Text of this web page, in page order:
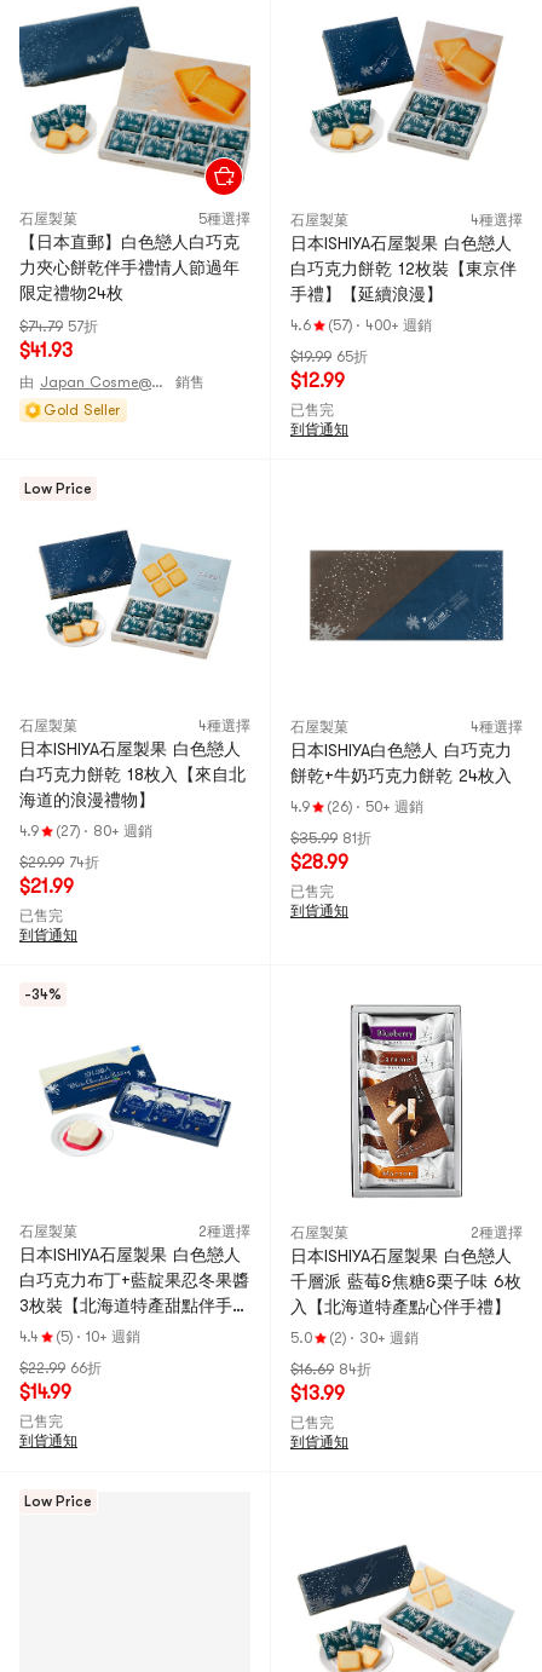
石屋製菓 5種選擇
【日本直郵】白色戀人白巧克
力夾心餅乾伴手禮情人節過年
限定禮物24枚
$74.79 57折
$41.93
由 Japan Cosme@JAPAN
銷售
Gold Seller
石屋製菓 4種選擇
日本ISHIYA石屋製果 白色戀人
白巧克力餅乾 12枚裝【東京伴
手禮】【延續浪漫】
4.6 (57) · 400+ 週銷
$19.99 65折
$12.99
已售完
到貨通知
Low Price
石屋製菓 4種選擇
日本ISHIYA石屋製果 白色戀人
白巧克力餅乾 18枚入【來自北
海道的浪漫禮物】
4.9 (27) · 80+ 週銷
$29.99 74折
$21.99
已售完
到貨通知
石屋製菓 4種選擇
日本ISHIYA白色戀人 白巧克力
餅乾+牛奶巧克力餅乾 24枚入
4.9 (26) · 50+ 週銷
$35.99 81折
$28.99
已售完
到貨通知
-34%
石屋製菓 2種選擇
日本ISHIYA石屋製果 白色戀人
白巧克力布丁+藍靛果忍冬果醬
3枚裝【北海道特產甜點伴手
禮】
4.4 (5) · 10+ 週銷
$22.99 66折
$14.99
已售完
到貨通知
石屋製菓 2種選擇
日本ISHIYA石屋製果 白色戀人
千層派 藍莓&焦糖&栗子味 6枚
入【北海道特產點心伴手禮】
5.0 (2) · 30+ 週銷
$16.69 84折
$13.99
已售完
到貨通知
Low Price